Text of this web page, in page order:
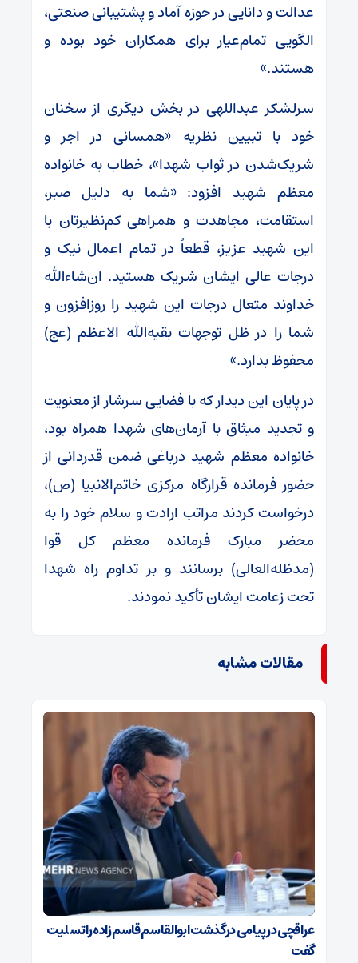
عدالت و دانایی در حوزه آماد و پشتیبانی صنعتی،
الگویی تمام‌عیار برای همکاران خود بوده و
هستند.»
سرلشکر عبداللهی در بخش دیگری از سخنان
خود با تبیین نظریه «همسانی در اجر و
شریک‌شدن در ثواب شهدا»، خطاب به خانواده
معظم شهید افزود: «شما به دلیل صبر،
استقامت، مجاهدت و همراهی کم‌نظیرتان با
این شهید عزیز، قطعاً در تمام اعمال نیک و
درجات عالی ایشان شریک هستید. ان‌شاءالله
خداوند متعال درجات این شهید را روزافزون و
شما را در ظل توجهات بقیه‌الله الاعظم (عج)
محفوظ بدارد.»
در پایان این دیدار که با فضایی سرشار از معنویت
و تجدید میثاق با آرمان‌های شهدا همراه بود،
خانواده معظم شهید درباغی ضمن قدردانی از
حضور فرمانده قرارگاه مرکزی خاتم‌الانبیا (ص)،
درخواست کردند مراتب ارادت و سلام خود را به
محضر مبارک فرمانده معظم کل قوا
(مدظله‌العالی) برسانند و بر تداوم راه شهدا
تحت زعامت ایشان تأکید نمودند.
مقالات مشابه
عراقچی در پیامی درگذشت ابوالقاسم قاسم‌زاده را تسلیت
گفت